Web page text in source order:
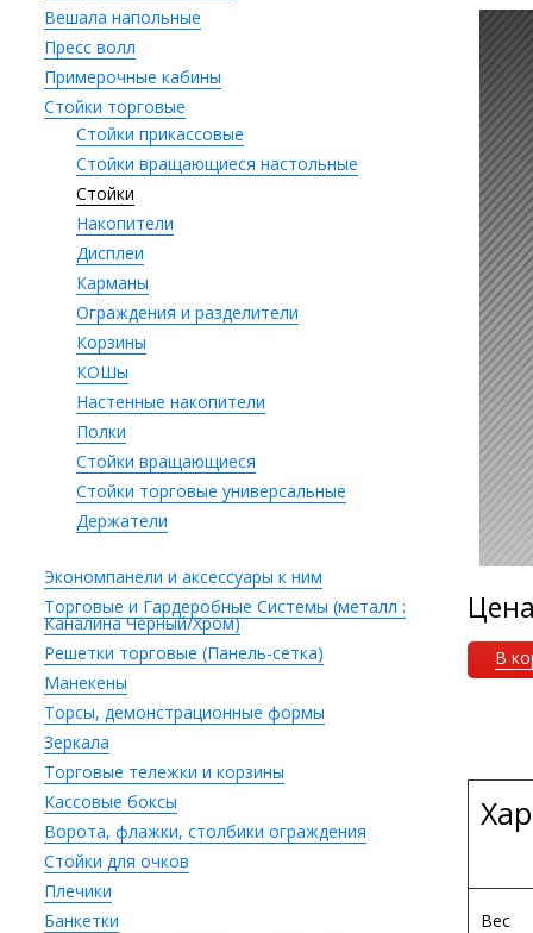
Вешала напольные
Пресс волл
Примерочные кабины
Стойки торговые
Стойки прикассовые
Стойки вращающиеся настольные
Стойки
Накопители
Дисплеи
Карманы
Ограждения и разделители
Корзины
КОШы
Настенные накопители
Полки
Стойки вращающиеся
Стойки торговые универсальные
Держатели
Экономпанели и аксессуары к ним
Торговые и Гардеробные Системы (металл :
Каналина Черный/Хром)
Решетки торговые (Панель-сетка)
Манекены
Торсы, демонстрационные формы
Зеркала
Торговые тележки и корзины
Кассовые боксы
Ворота, флажки, столбики ограждения
Стойки для очков
Плечики
Банкетки
В
Вес